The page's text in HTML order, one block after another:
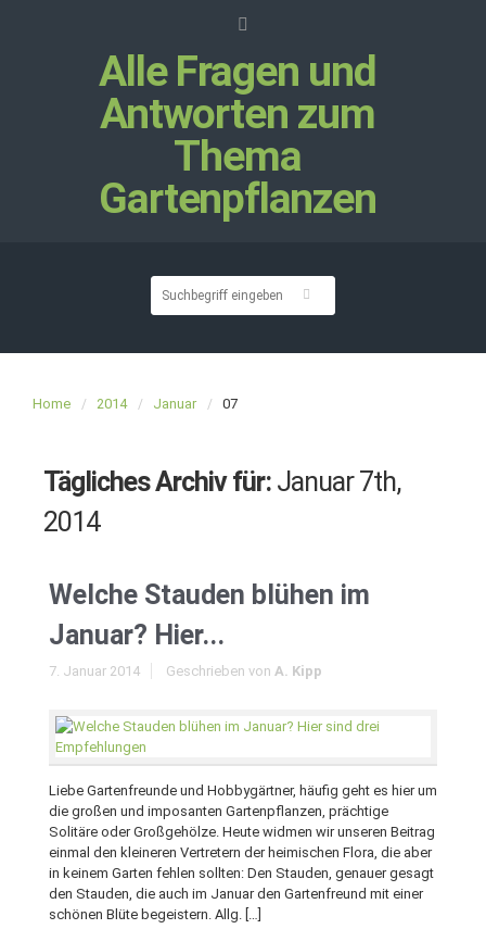
Alle Fragen und
Antworten zum
Thema
Gartenpflanzen
Home 2014 Januar 07
Tägliches Archiv für: Januar 7th,
2014
Welche Stauden blühen im
Januar? Hier...
7. Januar 2014 Geschrieben von A. Kipp
Liebe Gartenfreunde und Hobbygärtner, häufig geht es hier um
die großen und imposanten Gartenpflanzen, prächtige
Solitäre oder Großgehölze. Heute widmen wir unseren Beitrag
einmal den kleineren Vertretern der heimischen Flora, die aber
in keinem Garten fehlen sollten: Den Stauden, genauer gesagt
den Stauden, die auch im Januar den Gartenfreund mit einer
schönen Blüte begeistern. Allg. […]